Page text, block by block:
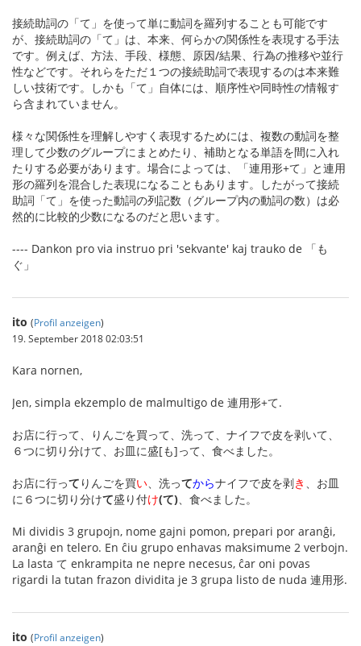
接続助詞の「て」を使って単に動詞を羅列することも可能です
が、接続助詞の「て」は、本来、何らかの関係性を表現する手法
です。例えば、方法、手段、様態、原因/結果、行為の推移や並行
性などです。それらをただ１つの接続助詞で表現するのは本来難
しい技術です。しかも「て」自体には、順序性や同時性の情報す
ら含まれていません。
様々な関係性を理解しやすく表現するためには、複数の動詞を整
理して少数のグループにまとめたり、補助となる単語を間に入れ
たりする必要があります。場合によっては、「連用形+て」と連用
形の羅列を混合した表現になることもあります。したがって接続
助詞「て」を使った動詞の列記数（グループ内の動詞の数）は必
然的に比較的少数になるのだと思います。
---- Dankon pro via instruo pri 'sekvante' kaj trauko de 「も
ぐ」
ito (Profil anzeigen)
19. September 2018 02:03:51
Kara nornen,
Jen, simpla ekzemplo de malmultigo de 連用形+て.
お店に行って、りんごを買って、洗って、ナイフで皮を剥いて、
６つに切り分けて、お皿に盛[も]って、食べました。
お店に行って りんごを買い、洗ってからナイフで皮を剥き 、お皿
に６つに切り分けて盛り付け(て)、食べました。
Mi dividis 3 grupojn, nome gajni pomon, prepari por aranĝi,
aranĝi en telero. En ĉiu grupo enhavas maksimume 2 verbojn.
La lasta て enkrampita ne nepre necesus, ĉar oni povas
rigardi la tutan frazon dividita je 3 grupa listo de nuda 連用形.
ito (Profil anzeigen)